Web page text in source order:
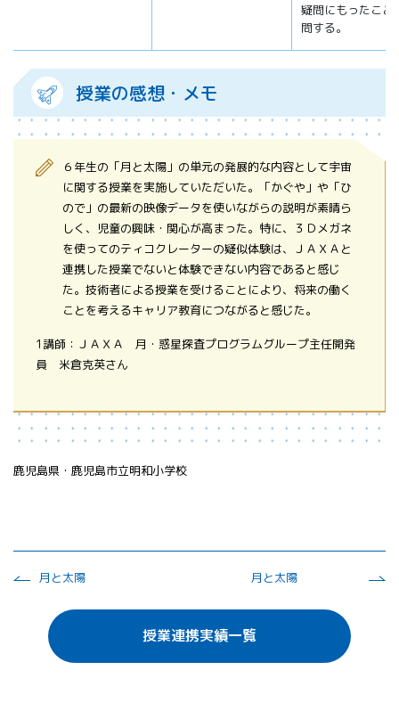
疑問にもったこと
問する。
授業の感想・メモ
６年生の「月と太陽」の単元の発展的な内容として宇宙
に関する授業を実施していただいた。「かぐや」や「ひ
ので」の最新の映像データを使いながらの説明が素晴ら
しく、児童の興味・関心が高まった。特に、３Ｄメガネ
を使ってのティコクレーターの疑似体験は、ＪＡＸＡと
連携した授業でないと体験できない内容であると感じ
た。技術者による授業を受けることにより、将来の働く
ことを考えるキャリア教育につながると感じた。
1講師：ＪＡＸＡ 月・惑星探査プログラムグループ主任開発
員 米倉克英さん
鹿児島県・鹿児島市立明和小学校
月と太陽 月と太陽
授業連携実績一覧